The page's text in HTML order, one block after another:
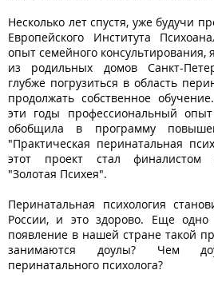
Несколько лет спустя, уже будучи
Европейского Института
опыт семейного консультирования,
из родильных домов Санкт-
глубже погрузиться в область
продолжать собственное
эти годы профессиональный
обобщила в программу
"Практическая перинатальная
этот проект стал финалистом
"Золотая Психея".
Перинатальная психология
России, и это здорово. Еще
появление в нашей стране такой
занимаются доулы? Чем
перинатального психолога?